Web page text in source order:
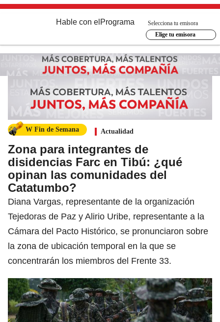
Hable con el Programa
Selecciona tu emisora
Elige tu emisora
W Fin de Semana Actualidad
Zona para integrantes de
disidencias Farc en Tibú: ¿qué
opinan las comunidades del
Catatumbo?
Diana Vargas, representante de la organización
Tejedoras de Paz y Alirio Uribe, representante a la
Cámara del Pacto Histórico, se pronunciaron sobre
la zona de ubicación temporal en la que se
concentrarán los miembros del Frente 33.